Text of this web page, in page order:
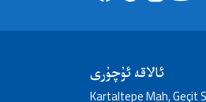
ئالاقە ئۇچۇرى
Kartaltepe Mah, Geçit